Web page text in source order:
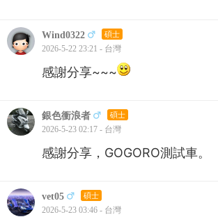
Wind0322 碩士
2026-5-22 23:21 - 台灣
感謝分享~~~
銀色衝浪者 碩士
2026-5-23 02:17 - 台灣
感謝分享，GOGORO測試車。
vet05 碩士
2026-5-23 03:46 - 台灣